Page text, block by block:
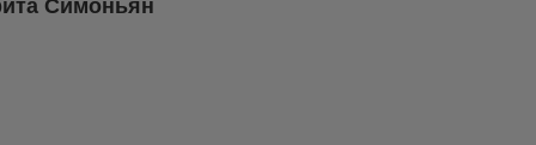
Симоньян